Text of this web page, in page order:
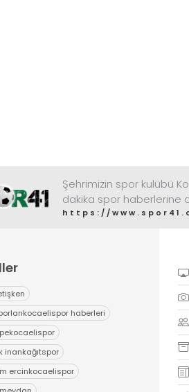
Şehrimizin spor kulübü
dakika spor haberlerine
https://
haberleri
inankağıtspor
ercinkocaelispor